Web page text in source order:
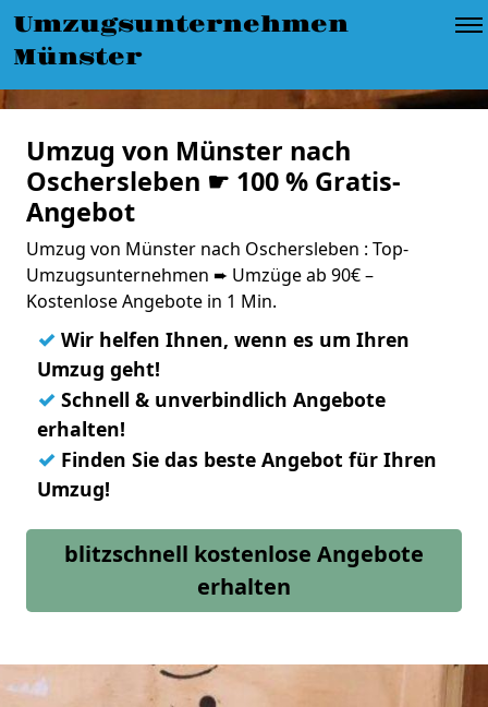
Umzugsunternehmen
Münster
Umzug von Münster nach
Oschersleben ☛ 100 % Gratis-
Angebot
Umzug von Münster nach Oschersleben : Top-
Umzugsunternehmen ➨ Umzüge ab 90€ –
Kostenlose Angebote in 1 Min.
✓ Wir helfen Ihnen, wenn es um Ihren
Umzug geht!
✓ Schnell & unverbindlich Angebote
erhalten!
✓ Finden Sie das beste Angebot für Ihren
Umzug!
blitzschnell kostenlose Angebote
erhalten